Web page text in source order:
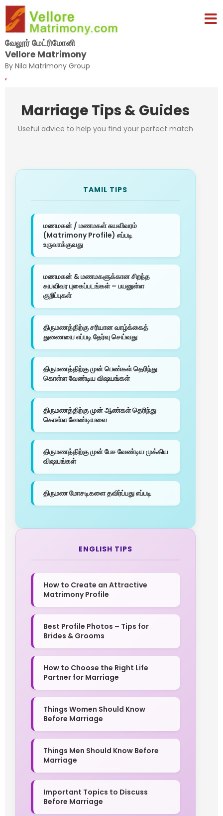
வேலூர் மேட்ரிமோனி
Vellore Matrimony
By Nila Matrimony Group
,
Marriage Tips & Guides
Useful advice to help you find your perfect match
TAMIL TIPS
மணமகன் / மணமகள் சுயவிவரம்
(Matrimony Profile) எப்படி
உருவாக்குவது
மணமகன் & மணமகளுக்கான சிறந்த
சுயவிவர புகைப்படங்கள் – பயனுள்ள
குறிப்புகள்
திருமணத்திற்கு சரியான வாழ்க்கைத்
துணையை எப்படி தேர்வு செய்வது
திருமணத்திற்கு முன் பெண்கள் தெரிந்து
கொள்ள வேண்டிய விஷயங்கள்
திருமணத்திற்கு முன் ஆண்கள் தெரிந்து
கொள்ள வேண்டியவை
திருமணத்திற்கு முன் பேச வேண்டிய முக்கிய
விஷயங்கள்
திருமண மோசடிகளை தவிர்ப்பது எப்படி
ENGLISH TIPS
How to Create an Attractive
Matrimony Profile
Best Profile Photos – Tips for
Brides & Grooms
How to Choose the Right Life
Partner for Marriage
Things Women Should Know
Before Marriage
Things Men Should Know Before
Marriage
Important Topics to Discuss
Before Marriage